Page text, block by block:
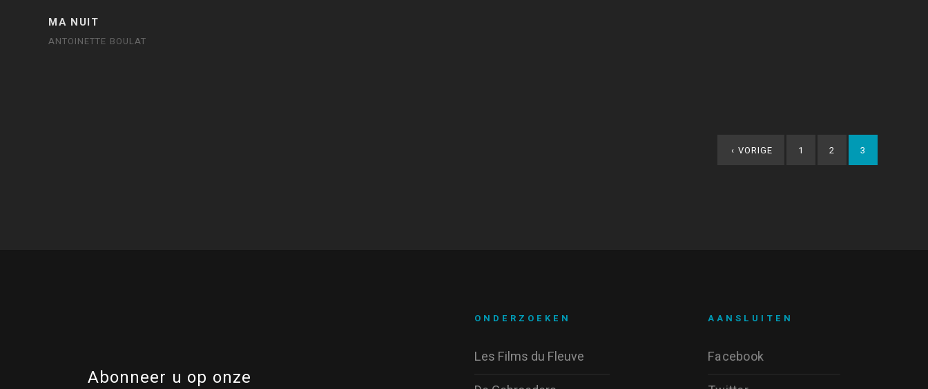
MA NUIT
ANTOINETTE BOULAT
‹ VORIGE 1 2 3
Abonneer u op onze
AANSLUITEN
Facebook
ONDERZOEKEN
Les Films du Fleuve